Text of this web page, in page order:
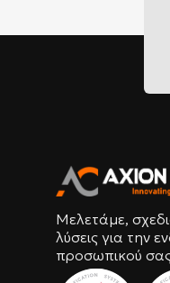
Μελετάμε,
λύσεις για την
προσωπικού